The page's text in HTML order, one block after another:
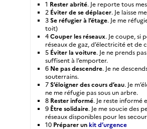
1 Rester abrité. Je reporte tous
2 Éviter de se déplacer. Je laisse
3 Se réfugier à l’étage. Je me
toit)
4 Couper les réseaux. Je coupe, si
réseaux de gaz, d’électricité et de
5 Éviter la voiture. Je ne prends
suffisent à l’emporter.
6 Ne pas descendre. Je ne
souterrains.
7 S’éloigner des cours d’eau. Je
ne me réfugie pas sous un arbre.
8 Rester informé. Je reste informé
9 Être solidaire. Je me soucie des
réseaux disponibles pour les
10 Préparer un kit d’urgence